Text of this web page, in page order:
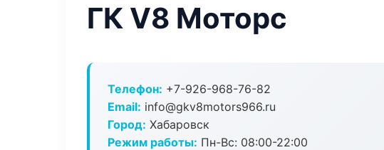
ГК V8 Моторс
Телефон: +7-926-968-76-82
Email: info@gkv8motors966.ru
Город: Хабаровск
Режим работы: Пн-Вс: 08:00-22:00